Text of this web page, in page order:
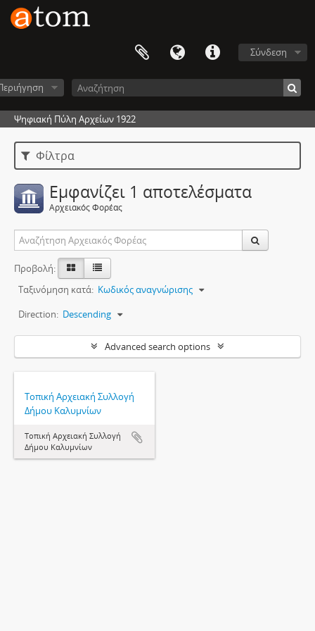
Σύνδεση
Ψηφιακή Πύλη Αρχείων 1922
Φίλτρα
Εμφανίζει 1 αποτελέσματα
Αρχειακός Φορέας
Προβολή:
Ταξινόμηση κατά: Κωδικός αναγνώρισης
Direction: Descending
Advanced search options
Τοπική Αρχειακή Συλλογή
Δήμου Καλυμνίων
Τοπική Αρχειακή Συλλογή
Δήμου Καλυμνίων